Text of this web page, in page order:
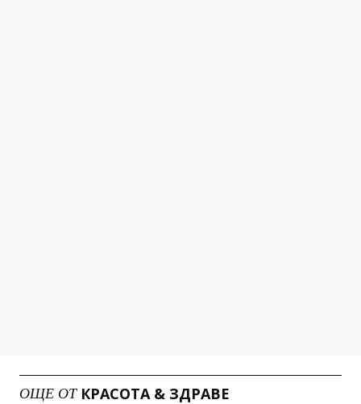
ОЩЕ ОТ КРАСОТА & ЗДРАВЕ